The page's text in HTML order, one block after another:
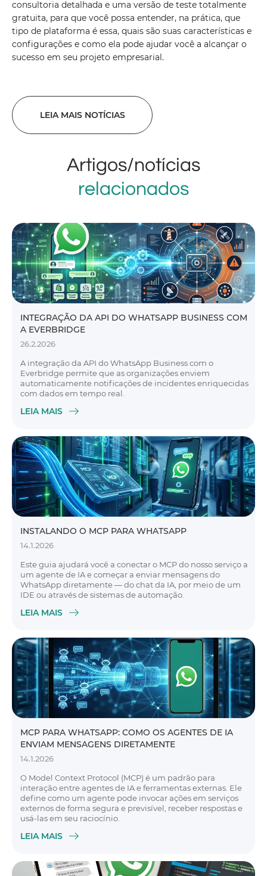
consultoria detalhada e uma versão de teste totalmente
gratuita, para que você possa entender, na prática, que
tipo de plataforma é essa, quais são suas características e
configurações e como ela pode ajudar você a alcançar o
sucesso em seu projeto empresarial.
LEIA MAIS NOTÍCIAS
Artigos/notícias
relacionados
INTEGRAÇÃO DA API DO WHATSAPP BUSINESS COM
A EVERBRIDGE
26.2.2026
A integração da API do WhatsApp Business com o
Everbridge permite que as organizações enviem
automaticamente notificações de incidentes enriquecidas
com dados em tempo real.
LEIA MAIS
INSTALANDO O MCP PARA WHATSAPP
14.1.2026
Este guia ajudará você a conectar o MCP do nosso serviço a
um agente de IA e começar a enviar mensagens do
WhatsApp diretamente — do chat da IA, por meio de um
IDE ou através de sistemas de automação.
LEIA MAIS
MCP PARA WHATSAPP: COMO OS AGENTES DE IA
ENVIAM MENSAGENS DIRETAMENTE
14.1.2026
O Model Context Protocol (MCP) é um padrão para
interação entre agentes de IA e ferramentas externas. Ele
define como um agente pode invocar ações em serviços
externos de forma segura e previsível, receber respostas e
usá-las em seu raciocínio.
LEIA MAIS